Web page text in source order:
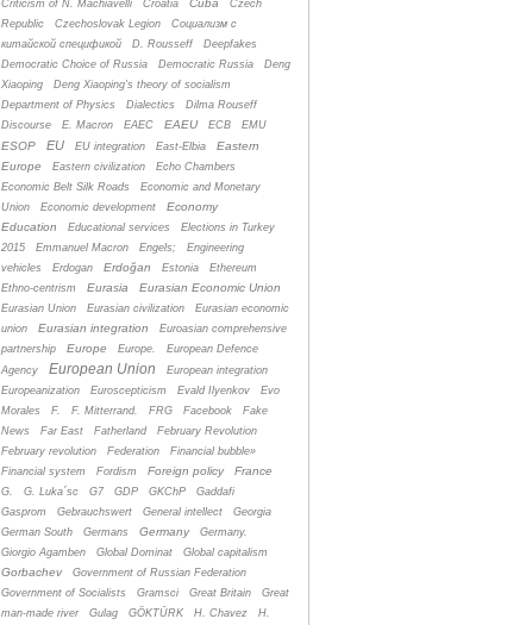
Criticism of N. Machiavelli Croatia Cuba
Czech
Republic
Czechoslovak Legion
Cоциализм с
китайской спецификой
D. Rousseff
Deepfakes
Democratic Choice of Russia
Democratic Russia
Deng
Xiaoping
Deng Xiaoping's theory of socialism
Department of Physics
Dialectics
Dilma Rouseff
Discourse
E. Macron EAEC EAEU ECB EMU
ESOP EU EU integration East-Elbia
Eastern
Europe
Eastern civilization
Echo Chambers
Economic Belt Silk Roads
Economic and Monetary
Union
Economic development
Economy
Education
Educational services
Elections in Turkey
2015
Emmanuel Macron Engels;
Engineering
vehicles
Erdogan Erdoğan Estonia
Ethereum
Ethno-centrism
Eurasia Eurasian Economic Union
Eurasian Union Eurasian civilization
Eurasian economic
union
Eurasian integration
Euroasian comprehensive
partnership
Europe Europe.
European Defence
Agency
European Union
European integration
Europeanization
Euroscepticism Evald Ilyenkov
Evo
Morales
F. F. Mitterrand. FRG Facebook
Fake
News
Far East Fatherland
February Revolution
February revolution
Federation
Financial bubble»
Financial system
Fordism Foreign policy France
G. G. Luka´sc G7 GDP GKChP
Gaddafi
Gasprom
Gebrauchswert General intellect
Georgia
German South
Germans Germany
Germany.
Giorgio Agamben
Global Dominat Global capitalism
Gorbachev
Government of Russian Federation
Government of Socialists
Gramsci Great Britain
Great
man-made river
Gulag GÖKTÜRK H. Chavez
H.